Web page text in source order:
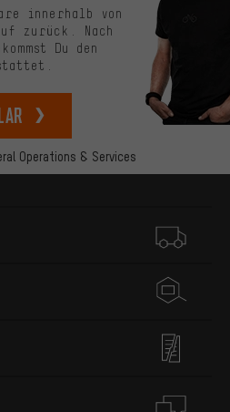
Operations & Services
innerhalb von
zurück. Nach
Du den